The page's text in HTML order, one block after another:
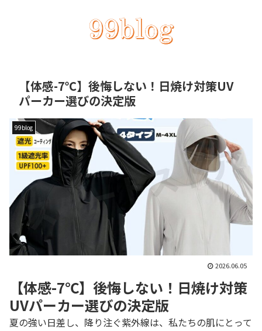
【体感-7℃】後悔しない！日焼け対策UV
パーカー選びの決定版
99blog
2026.06.05
【体感-7℃】後悔しない！日焼け対策
UVパーカー選びの決定版
夏の強い日差し、降り注ぐ紫外線は、私たちの肌にとって